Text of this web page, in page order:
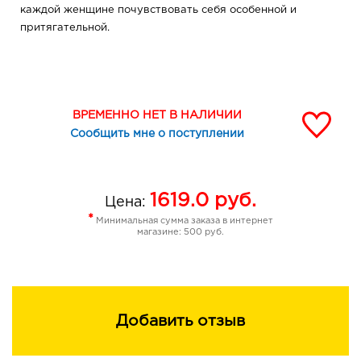
каждой женщине почувствовать себя особенной и
притягательной.
ВРЕМЕННО НЕТ В НАЛИЧИИ
Сообщить мне о поступлении
Цена: 1619.0 руб.
* Минимальная сумма заказа в интернет
магазине: 500 руб.
Добавить отзыв